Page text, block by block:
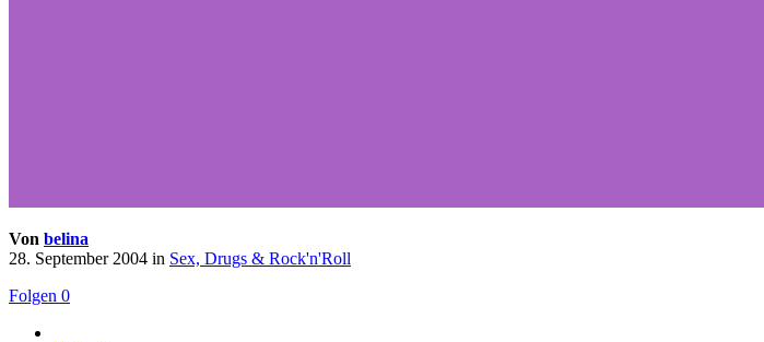
Von belina
28. September 2004 in Sex, Drugs & Rock'n'Roll
Folgen 0